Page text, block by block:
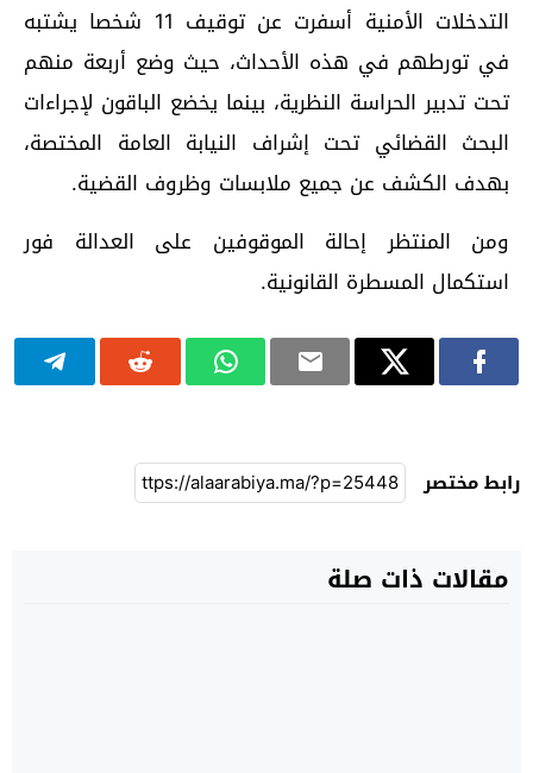
التدخلات الأمنية أسفرت عن توقيف 11 شخصا يشتبه
في تورطهم في هذه الأحداث، حيث وضع أربعة منهم
تحت تدبير الحراسة النظرية، بينما يخضع الباقون لإجراءات
البحث القضائي تحت إشراف النيابة العامة المختصة،
بهدف الكشف عن جميع ملابسات وظروف القضية.
ومن المنتظر إحالة الموقوفين على العدالة فور
استكمال المسطرة القانونية.
رابط مختصر
مقالات ذات صلة